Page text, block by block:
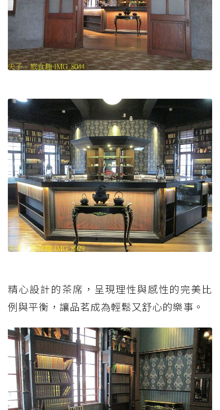
精心設計的茶席，呈現理性與感性的完美比
例與平衡，讓品茗成為輕鬆又舒心的樂事。